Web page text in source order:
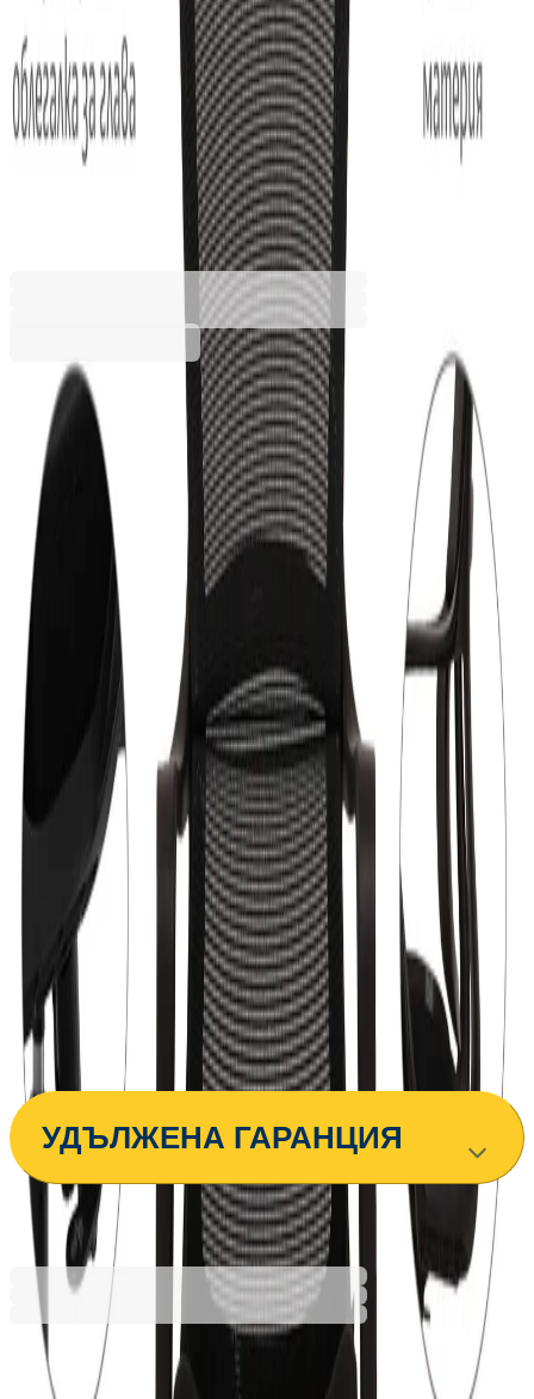
HB, дамаска и меш, Tilt
механизъм, до 120 kg,
тъмносиня седалка,
тъмносиня облегалка
Баркод: 3800052795605
Допълнителни услуги
Цената се изчислява в количката
Разнос
Услугата е пожелателна. Включва внасяне на
поръчката в сградата и качването ѝ до
определен от получателя етаж. Ако услугата
не бъде избрана, поръчката ще бъде
доставена до входа на сградата.
3,72 €
20,00 € мин
Услугата е пожелателна. Включва
монтирането на артикула на адреса за
доставка. Монтажът се извършва по график
и може да не се изпълнява в деня за доставка
и разнос.
13,75 €
25,00 € мин
177,86 €347,87 лв.
Цвят
Сив
Тъмносин
Черен
Черен/Сив
УДЪЛЖЕНА ГАРАНЦИЯ
177,86 €347,87 лв.
Ценa с ДДС